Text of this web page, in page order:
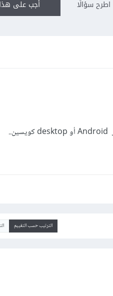
أجب على اطرح سؤالًا
الترتيب حسب التقييم